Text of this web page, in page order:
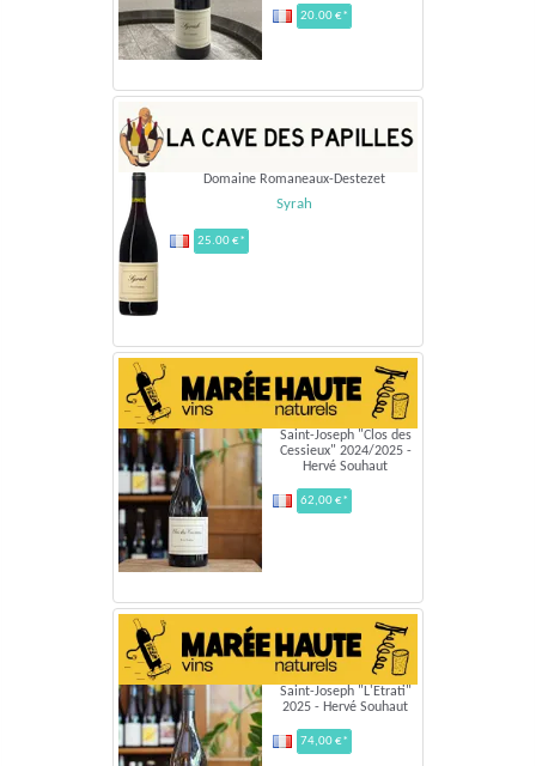
20.00 €*
Domaine Romaneaux-Destezet
Syrah
25.00 €*
Saint-Joseph "Clos des
Cessieux" 2024/2025 -
Hervé Souhaut
62,00 €*
Saint-Joseph "L'Etrati"
2025 - Hervé Souhaut
74,00 €*